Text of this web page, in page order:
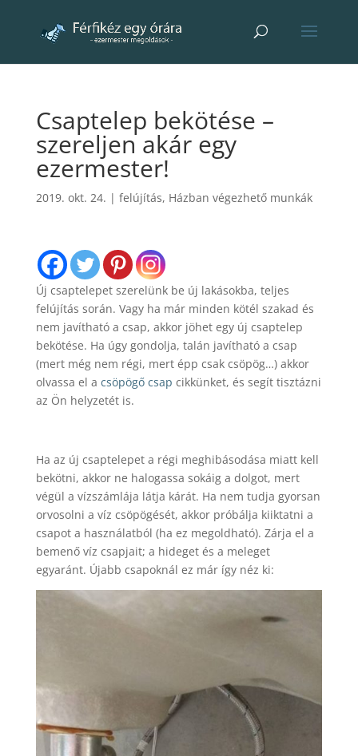
Csaptelep bekötése –
szereljen akár egy
ezermester!
2019. okt. 24. | felújítás, Házban végezhető munkák
Új csaptelepet szerelünk be új lakásokba, teljes
felújítás során. Vagy ha már minden kötél szakad és
nem javítható a csap, akkor jöhet egy új csaptelep
bekötése. Ha úgy gondolja, talán javítható a csap
(mert még nem régi, mert épp csak csöpög…) akkor
olvassa el a csöpögő csap cikkünket, és segít tisztázni
az Ön helyzetét is.
Ha az új csaptelepet a régi meghibásodása miatt kell
bekötni, akkor ne halogassa sokáig a dolgot, mert
végül a vízszámlája látja kárát. Ha nem tudja gyorsan
orvosolni a víz csöpögését, akkor próbálja kiiktatni a
csapot a használatból (ha ez megoldható). Zárja el a
bemenő víz csapjait; a hideget és a meleget
egyaránt. Újabb csapoknál ez már így néz ki: